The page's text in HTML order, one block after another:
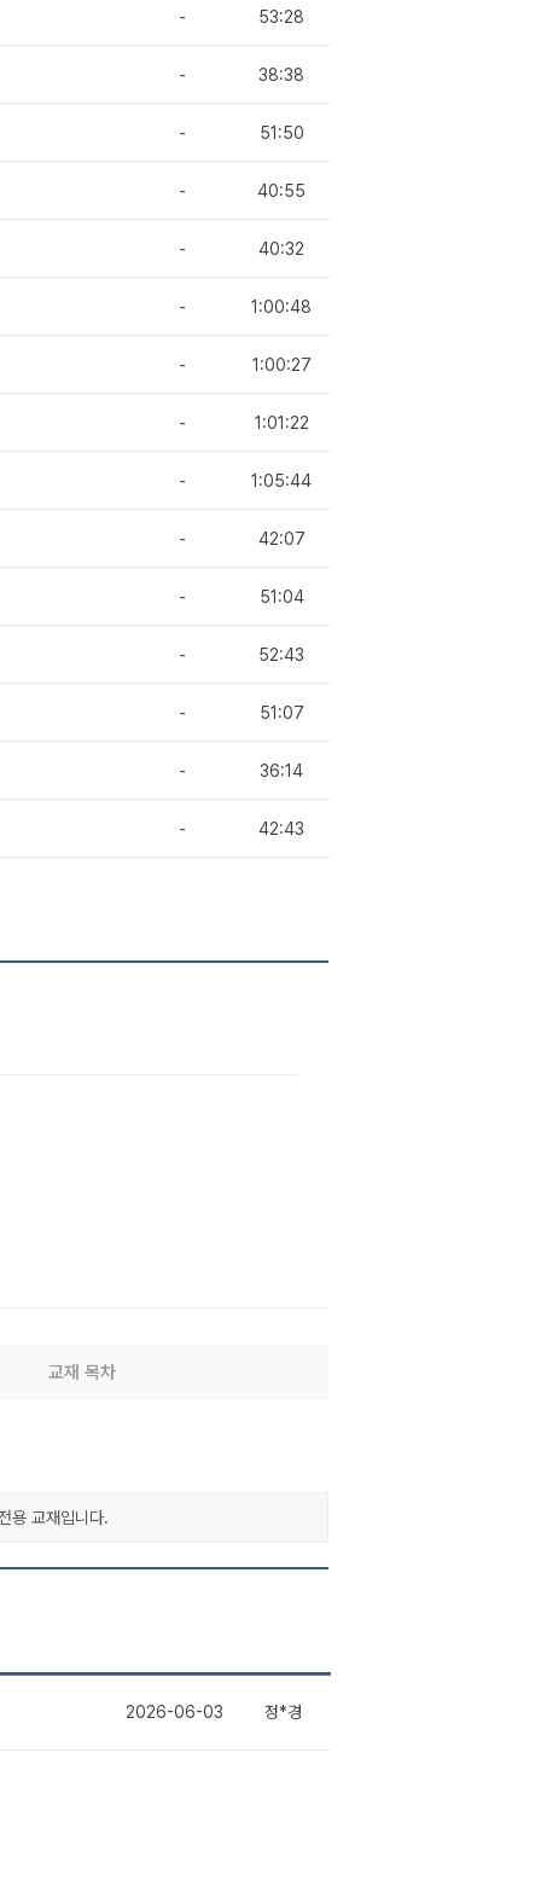
- 53:28
- 38:38
- 51:50
- 40:55
- 40:32
- 1:00:48
- 1:00:27
- 1:01:22
- 1:05:44
- 42:07
- 51:04
- 52:43
- 51:07
- 36:14
- 42:43
교재 목차
용 교재입니다.
2026-06-03 정*경